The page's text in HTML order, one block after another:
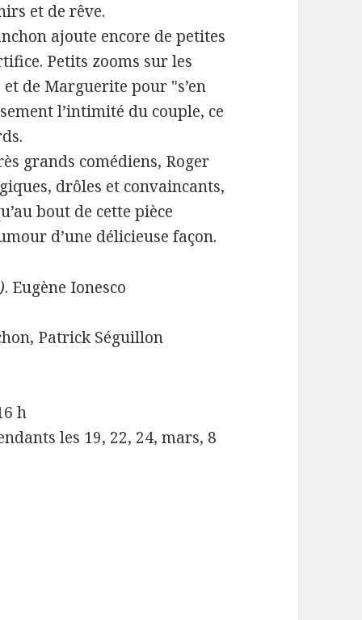
et de rêve.
ajoute encore de petites
Petits zooms sur les
de Marguerite pour "s’en
l’intimité du couple, ce
grands comédiens, Roger
drôles et convaincants,
bout de cette pièce
d’une délicieuse façon.
. Eugène Ionesco
Patrick Séguillon
h
les 19, 22, 24, mars, 8